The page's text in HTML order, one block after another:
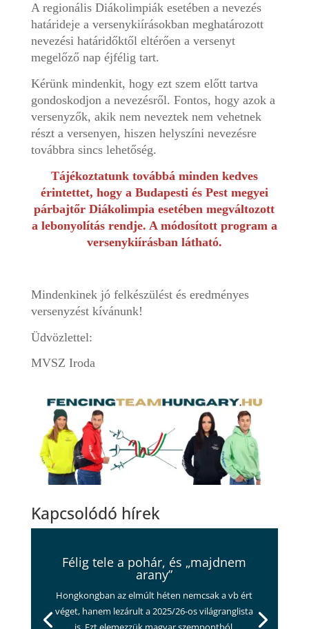
A regionális Diákolimpiák esetében a nevezés
határideje a versenykiírásokban meghatározott
nevezési határidőktől eltérően a versenyt
megelőző nap éjfélig tart.
Kérünk mindenkit, hogy ezt szem előtt tartva
gondoskodjon a nevezésről. Fontos, hogy azok a
versenyzők, akik nem neveztek nem vehetnek
részt a versenyen, hiszen helyszíni nevezésre
továbbra sincs lehetőség.
Tájékoztatunk továbbá minden kedves
érintettet, hogy a Budapesti és Pest megyei
párbajtőr Diákolimpia esetében megváltozott
a lebonyolítás rendje. A módosított program a
versenykiírásban látható.
Mindenkinek jó felkészülést és eredményes
versenyzést kívánunk!
Üdvözlettel:
MVSZ Iroda
Kapcsolódó hírek
Félig tele a pohár, és „majdnem
arany”
Hongkongban az elmúlt héten nemcsak a vb ért
véget, hanem lezárult a 2025/26-os világranglista